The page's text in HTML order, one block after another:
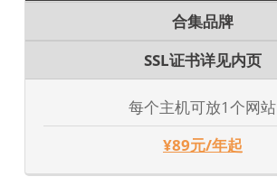
合集品牌
SSL证书详见内页
每个主机可放1个网站
¥89元/年起